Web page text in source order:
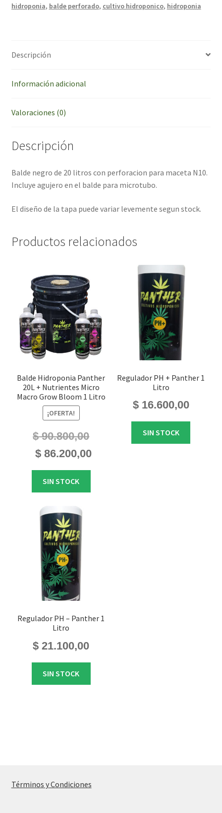
hidroponia, balde perforado, cultivo hidroponico, hidroponia
Descripción
Información adicional
Valoraciones (0)
Descripción
Balde negro de 20 litros con perforacion para maceta N10.
Incluye agujero en el balde para microtubo.
El diseño de la tapa puede variar levemente segun stock.
Productos relacionados
Balde Hidroponia Panther
20L + Nutrientes Micro
Macro Grow Bloom 1 Litro
¡OFERTA!
$90.800,00
El$ 86.200,00El
SIN STOCK
Regulador PH + Panther 1
Litro
$16.600,00
SIN STOCK
Regulador PH – Panther 1
Litro
$ 21.100,00
SIN STOCK
Términos y Condiciones